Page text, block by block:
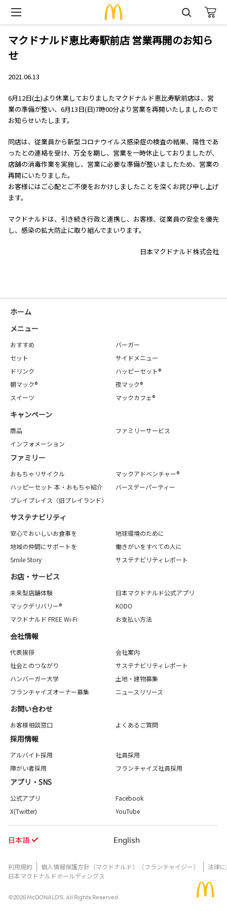
マクドナルド恵比寿駅前店 営業再開のお知ら
せ
2021.06.13
6月12日(土)より休業しておりましたマクドナルド恵比寿駅前店は、営
業の準備が整い、6月13日(日)7時00分より営業を再開いたしましたので
お知らせいたします。
同店は、従業員から新型コロナウイルス感染症の検査の結果、陽性であ
ったとの連絡を受け、万全を期し、営業を一時休止しておりましたが、
店舗の消毒作業を実施し、営業に必要な準備が整いましたため、営業の
再開にいたりました。
お客様にはご心配とご不便をおかけしましたことを深くお詫び申し上げ
ます。
マクドナルドは、引き続き行政と連携し、お客様、従業員の安全を優先
し、感染の拡大防止に取り組んでまいります。
日本マクドナルド株式会社
ホーム
メニュー
おすすめ
バーガー
セット
サイドメニュー
ドリンク
ハッピーセット®
朝マック®
夜マック®
スイーツ
マックカフェ®
キャンペーン
商品
ファミリーサービス
インフォメーション
ファミリー
おもちゃリサイクル
マックアドベンチャー®
ハッピーセット 本・おもちゃ紹介
バースデーパーティー
プレイプレイス（旧プレイランド）
サステナビリティ
安心でおいしいお食事を
地球環境のために
地域の仲間にサポートを
働きがいをすべての人に
Smile Story
サステナビリティレポート
お店・サービス
未来型店舗体験
日本マクドナルド公式アプリ
マックデリバリー®
KODO
マクドナルド FREE Wi-Fi
お支払い方法
会社情報
代表挨拶
会社案内
社会とのつながり
サステナビリティレポート
ハンバーガー大学
土地・建物募集
フランチャイズオーナー募集
ニュースリリース
お問い合わせ
お客様相談窓口 よくあるご質問
採用情報
アルバイト採用
社員採用
障がい者採用
フランチャイズ社員採用
アプリ・SNS
公式アプリ
Facebook
X(Twitter)
YouTube
日本語 English
利用規約 個人情報保護方針（マクドナルド）（フランチャイジー）
法律
日本マクドナルドホールディングス
©2026 McDONALD’S. All Rights Reserved.